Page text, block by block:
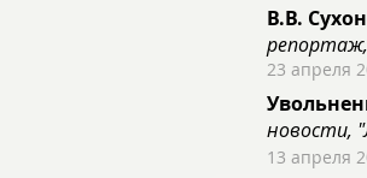
В.В.
репортаж,
23 апреля
новости,
13 апреля